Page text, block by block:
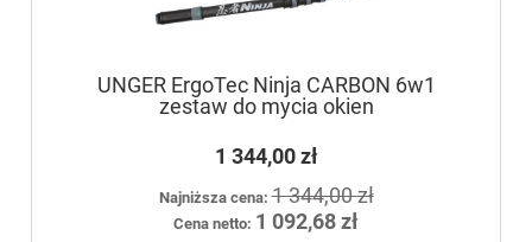
UNGER ErgoTec Ninja CARBON 6w1
zestaw do mycia okien
1 344,00 zł
Najniższa cena:1 344,00 zł
Cena netto: 1 092,68 zł